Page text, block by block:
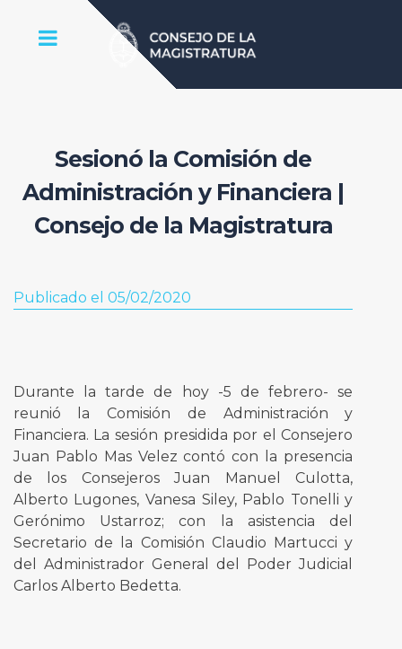
Sesionó la Comisión de
Administración y Financiera |
Consejo de la Magistratura
Publicado el 05/02/2020
Durante la tarde de hoy -5 de febrero- se
reunió la Comisión de Administración y
Financiera. La sesión presidida por el Consejero
Juan Pablo Mas Velez contó con la presencia
de los Consejeros Juan Manuel Culotta,
Alberto Lugones, Vanesa Siley, Pablo Tonelli y
Gerónimo Ustarroz; con la asistencia del
Secretario de la Comisión Claudio Martucci y
del Administrador General del Poder Judicial
Carlos Alberto Bedetta.